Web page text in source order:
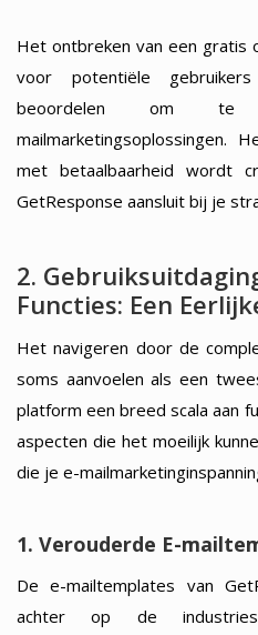
Het ontbreken van een gratis
voor potentiële
beoordelen om
mailmarketingsoplossingen.
met betaalbaarheid wordt
GetResponse aansluit bij je
2.
Functies: Een
Het navigeren door de
soms aanvoelen als een
platform een breed scala aan
aspecten die het moeilijk
die je e-
1. Verouderde E-
De e-mailtemplates van
achter op de